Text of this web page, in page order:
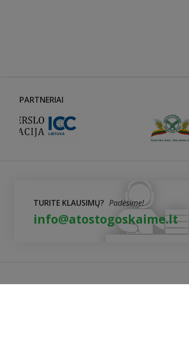
PARTNERIAI
TURITE KLAUSIMŲ? Padėsime!
info@atostogoskaime.lt